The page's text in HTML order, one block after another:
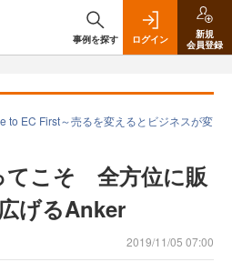
事例を探す ログイン
新規
会員登録
to EC First～売るを変えるとビジネスが変
てこそ 全方位に販
げるAnker
2019/11/05 07:00